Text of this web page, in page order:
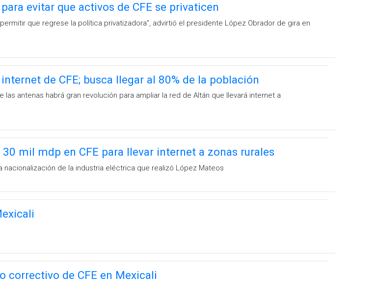
evitar que activos de CFE se privaticen
que regrese la política privatizadora”, advirtió el presidente López Obrador de gira en
de CFE; busca llegar al 80% de la población
antenas habrá gran revolución para ampliar la red de Altán que llevará internet a
mil mdp en CFE para llevar internet a zonas rurales
de la industria eléctrica que realizó López Mateos
correctivo de CFE en Mexicali